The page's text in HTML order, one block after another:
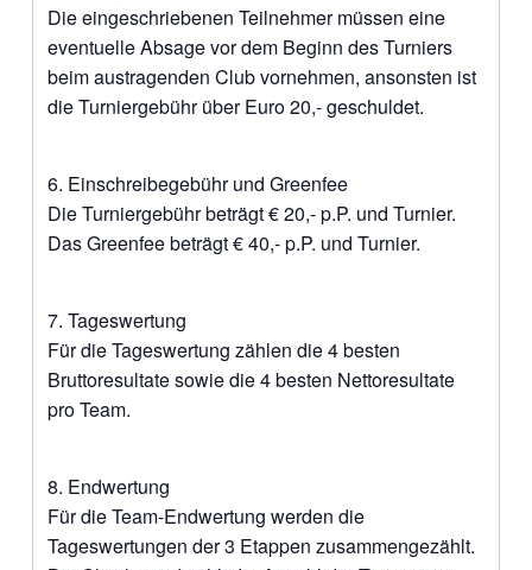
Die eingeschriebenen Teilnehmer müssen eine
eventuelle Absage vor dem Beginn des Turniers
beim austragenden Club vornehmen, ansonsten ist
die Turniergebühr über Euro 20,- geschuldet.
6. Einschreibegebühr und Greenfee
Die Turniergebühr beträgt € 20,- p.P. und Turnier.
Das Greenfee beträgt € 40,- p.P. und Turnier.
7. Tageswertung
Für die Tageswertung zählen die 4 besten
Bruttoresultate sowie die 4 besten Nettoresultate
pro Team.
8. Endwertung
Für die Team-Endwertung werden die
Tageswertungen der 3 Etappen zusammengezählt.